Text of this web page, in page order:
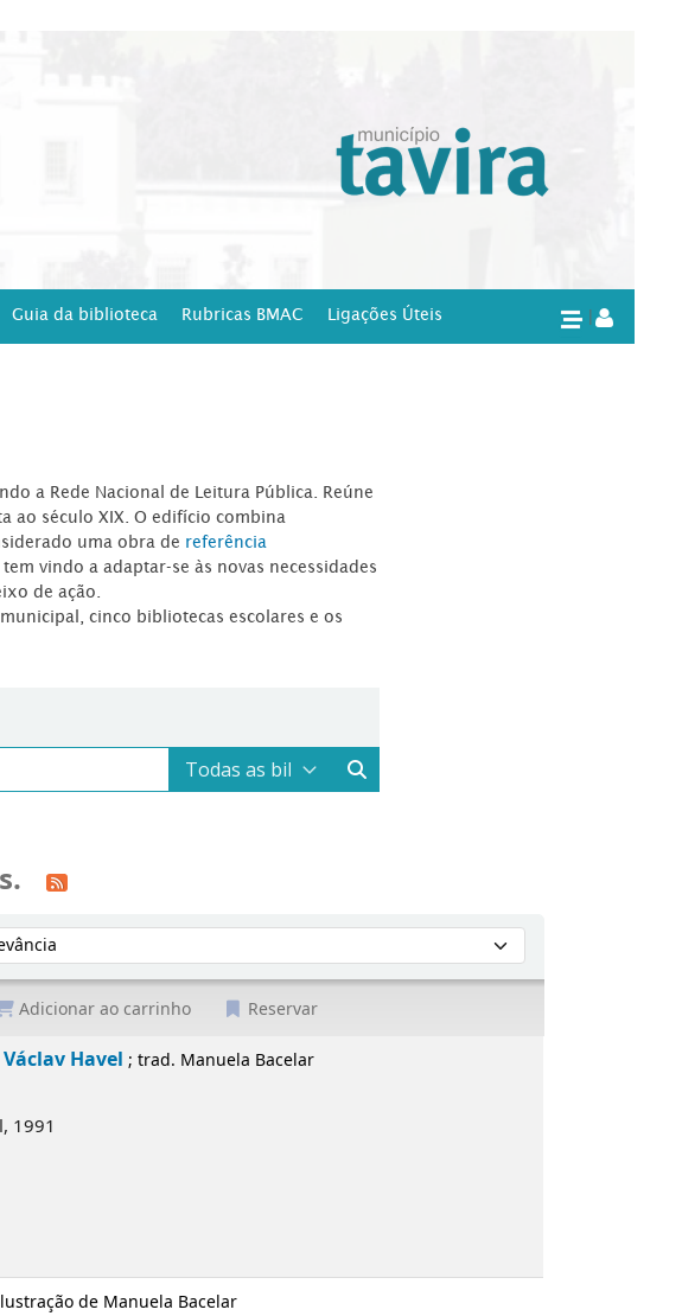
Guia da biblioteca Rubricas BMAC Ligações Úteis
a Rede Nacional de Leitura Pública. Reúne
ao século XIX. O edifício combina
uma obra de referência
vindo a adaptar-se às novas necessidades
de ação.
cinco bibliotecas escolares e os
por:
Adicionar ao carrinho Reservar
; trad. Manuela Bacelar
Bacelar